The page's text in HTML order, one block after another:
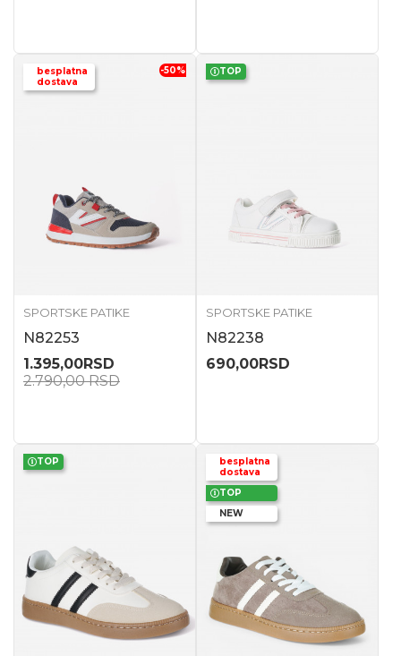
besplatna
dostava
-50%
SPORTSKE PATIKE
N82253
1.395,00RSD
2.790,00RSD
TOP
SPORTSKE PATIKE
N82238
690,00RSD
TOP
besplatna
dostava
TOP
NEW